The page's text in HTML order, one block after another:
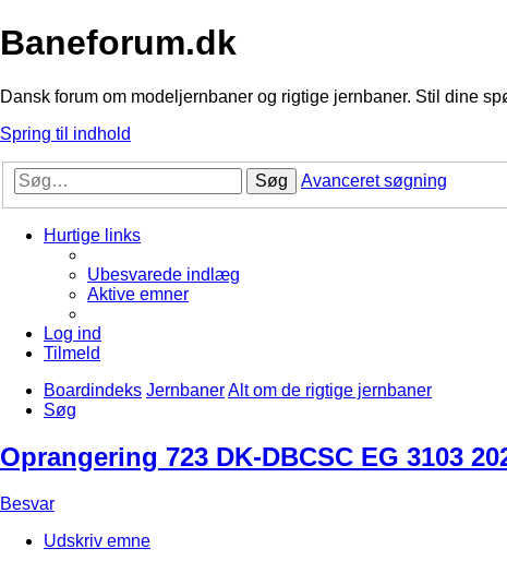
Baneforum.dk
Dansk forum om modeljernbaner og rigtige jernbaner. Stil dine
Spring til indhold
Søg Avanceret søgning
Hurtige links
Ubesvarede indlæg
Aktive emner
Log ind
Tilmeld
Boardindeks JernbanerAlt om de rigtige jernbaner
Søg
Oprangering 723 DK-DBCSC EG 3103
Besvar
Udskriv emne